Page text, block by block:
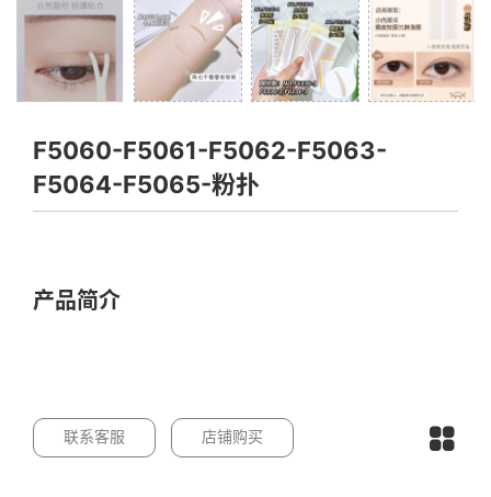
F5060-F5061-F5062-F5063-
F5064-F5065-粉扑
产品简介
联系客服 店铺购买